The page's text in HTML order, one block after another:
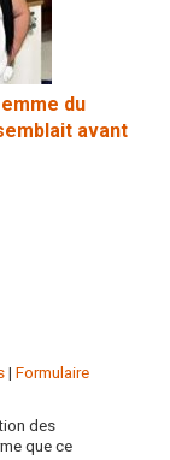
du
avant
| Formulaire
des
que ce